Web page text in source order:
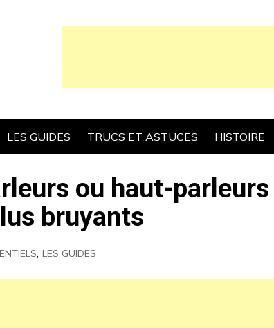
LES GUIDES TRUCS ET ASTUCES HISTOIRE
ou haut-parleurs
bruyants
, LES GUIDES